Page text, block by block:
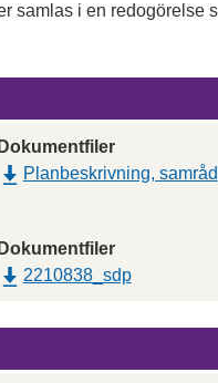
samlas i en redogörelse
Dokumentfiler
Planbeskrivning, samråd
Dokumentfiler
2210838_sdp